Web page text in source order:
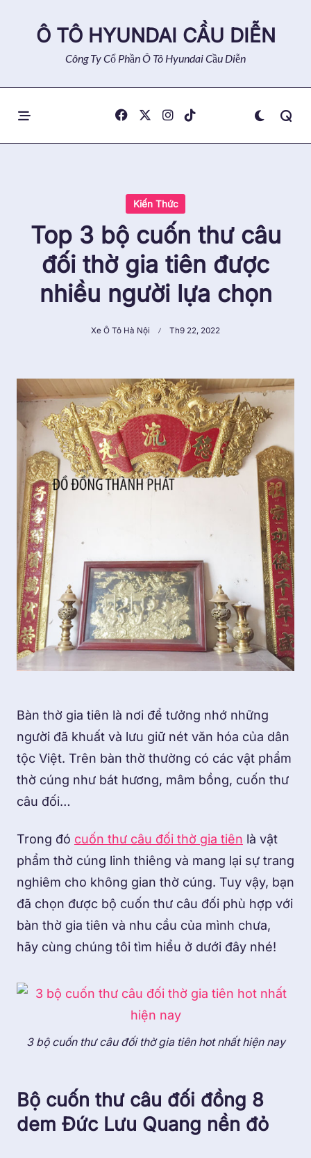
contentÔ TÔ HYUNDAI CẦU DIỄN
Công Ty Cổ Phần Ô Tô Hyundai Cầu Diễn
Kiến Thức
Top 3 bộ cuốn thư câu
đối thờ gia tiên được
nhiều người lựa chọn
Xe Ô Tô Hà Nội Th9 22, 2022
Bàn thờ gia tiên là nơi để tưởng nhớ những
người đã khuất và lưu giữ nét văn hóa của dân
tộc Việt. Trên bàn thờ thường có các vật phẩm
thờ cúng như bát hương, mâm bồng, cuốn thư
câu đối…
Trong đó cuốn thư câu đối thờ gia tiên là vật
phẩm thờ cúng linh thiêng và mang lại sự trang
nghiêm cho không gian thờ cúng. Tuy vậy, bạn
đã chọn được bộ cuốn thư câu đối phù hợp với
bàn thờ gia tiên và nhu cầu của mình chưa,
hãy cùng chúng tôi tìm hiểu ở dưới đây nhé!
3 bộ cuốn thư câu đối thờ gia tiên hot nhất hiện nay
Bộ cuốn thư câu đối đồng 8
dem Đức Lưu Quang nền đỏ